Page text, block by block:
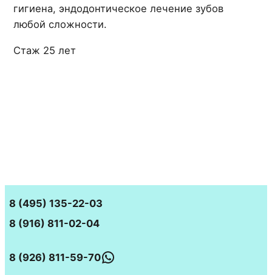
гигиена, эндодонтическое лечение зубов
любой сложности.
Стаж 25 лет
8 (495) 135-22-03
8 (916) 811-02-04
8 (926) 811-59-70WhatsApp